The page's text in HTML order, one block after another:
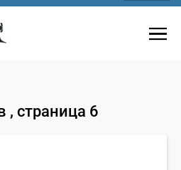
, страница 6